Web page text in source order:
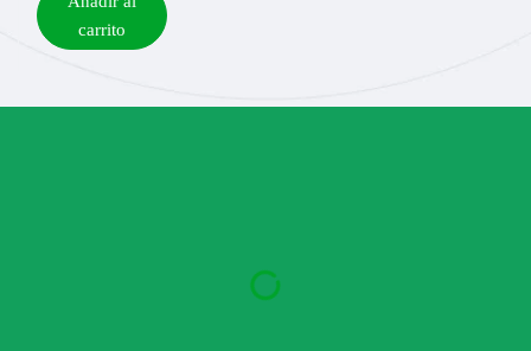
carrito